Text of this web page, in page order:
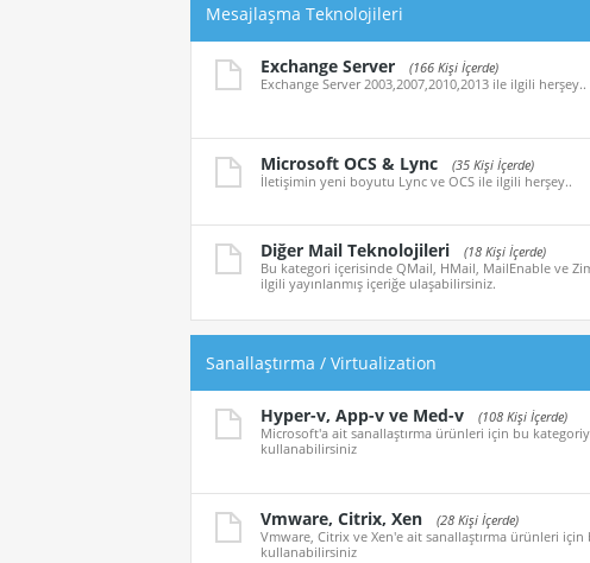
Mesajlaşma Teknolojileri
Exchange Server
(166 Kişi İçerde)
Exchange Server 2003,2007,2010,2013 ile ilgili herşey..
Microsoft OCS & Lync
(35 Kişi İçerde)
İletişimin yeni boyutu Lync ve OCS ile ilgili herşey..
Diğer Mail Teknolojileri
(18 Kişi İçerde)
Bu kategori içerisinde QMail, HMail, MailEnable ve
ilgili yayınlanmış içeriğe ulaşabilirsiniz.
Sanallaştırma / Virtualization
Hyper-v, App-v ve Med-v
(108 Kişi İçerde)
Microsoft'a ait sanallaştırma ürünleri için bu
kullanabilirsiniz
Vmware, Citrix, Xen
(28 Kişi İçerde)
Vmware, Citrix ve Xen'e ait sanallaştırma ürünleri
kullanabilirsiniz